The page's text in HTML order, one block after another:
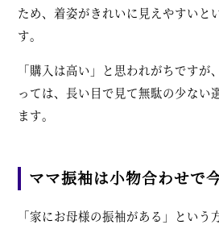
ため、着姿がきれいに見えやすいと
す。
「購入は高い」と思われがちですが
っては、長い目で見て無駄の少ない
ます。
ママ振袖は小物合わせで
「家にお母様の振袖がある」という